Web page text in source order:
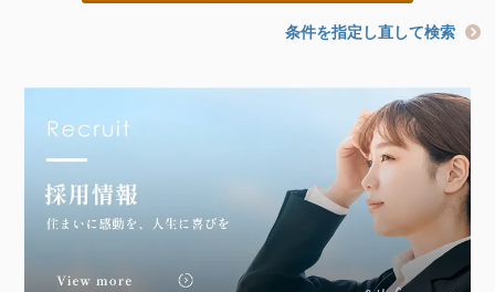
条件を指定し直して検索